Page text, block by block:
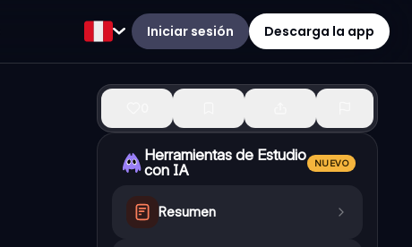
Iniciar sesión Descarga la app
Herramientas de Estudio
con IA
NUEVO
Resumen